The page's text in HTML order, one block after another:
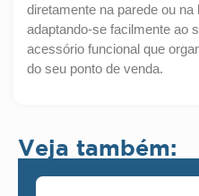
diretamente na parede ou na
adaptando-se facilmente ao
acessório funcional que
do seu ponto de venda.
Veja também: